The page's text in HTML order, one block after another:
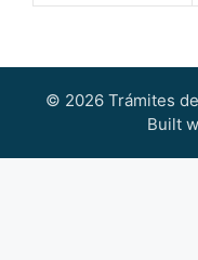
© 2026 Trámites
Built